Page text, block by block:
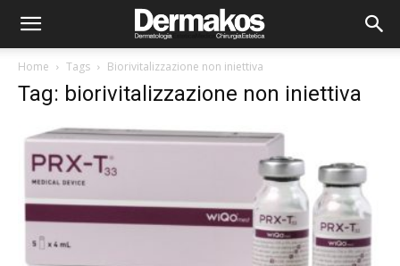
Home Tags Biorivitalizzazione non iniettiva
Tag: biorivitalizzazione non iniettiva